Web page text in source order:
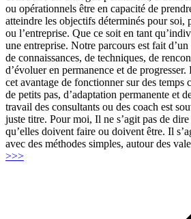
ou opérationnels être en capacité de
atteindre les objectifs déterminés pour soi,
ou l’entreprise. Que ce soit en tant
une entreprise. Notre parcours est fait
de connaissances, de techniques, de
d’évoluer en permanence et de
cet avantage de fonctionner sur des temps
de petits pas, d’adaptation permanente et
travail des consultants ou des coach est
juste titre. Pour moi, Il ne s’agit pas de
qu’elles doivent faire ou doivent être. Il
avec des méthodes simples, autour des
>>>"L’agilité